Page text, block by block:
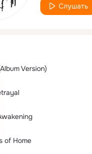
Слушать
Version)
of Home